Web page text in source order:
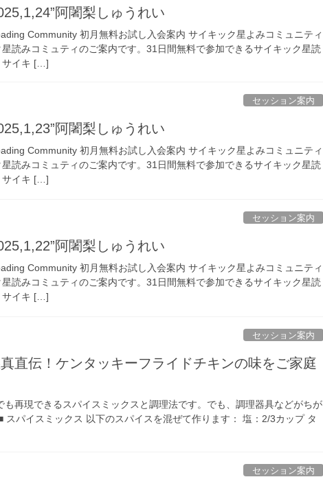
阿闍梨しゅうれい
Community 初月無料お試し入会案内 サイキック星よみコミュニティ
読みコミュティのご案内です。31日間無料で参加できるサイキック星読
サイキ […]
セッション案内
阿闍梨しゅうれい
Community 初月無料お試し入会案内 サイキック星よみコミュニティ
読みコミュティのご案内です。31日間無料で参加できるサイキック星読
サイキ […]
セッション案内
阿闍梨しゅうれい
Community 初月無料お試し入会案内 サイキック星よみコミュニティ
読みコミュティのご案内です。31日間無料で参加できるサイキック星読
サイキ […]
セッション案内
直伝！ケンタッキーフライドチキンの味をご家庭
再現できるスパイスミックスと調理法です。でも、調理器具などがちが
スパイスミックス 以下のスパイスを混ぜて作ります： 塩：2/3カップ タ
セッション案内